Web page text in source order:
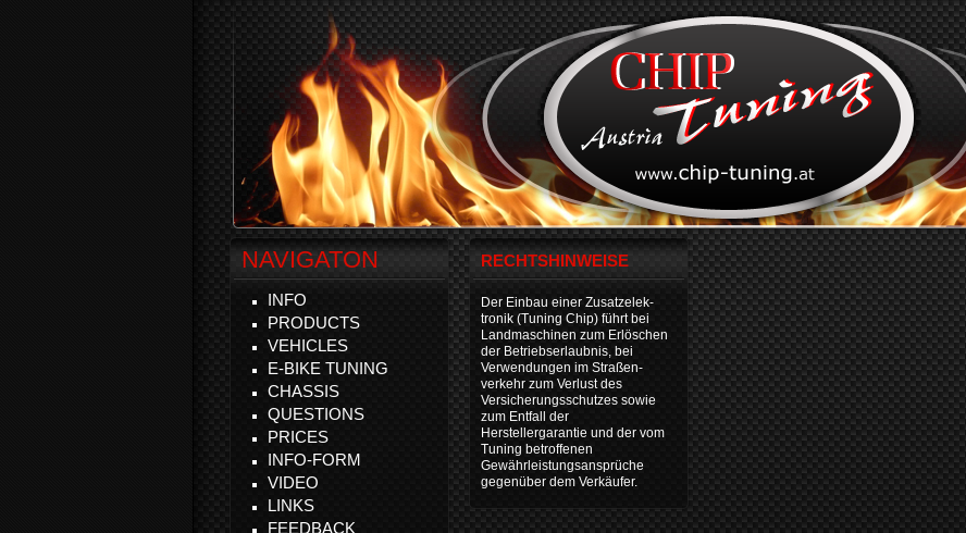
RECHTSHINWEISE
Der Einbau einer Zusatzelek-
tronik (Tuning Chip) führt bei
Landmaschinen zum Erlöschen
der Betriebserlaubnis, bei
Verwendungen im Straßen-
verkehr zum Verlust des
Versicherungsschutzes sowie
zum Entfall der
Herstellergarantie und der vom
Tuning betroffenen
Gewährleistungsansprüche
gegenüber dem Verkäufer.
NAVIGATON
INFO
PRODUCTS
VEHICLES
E-BIKE TUNING
CHASSIS
QUESTIONS
PRICES
INFO-FORM
VIDEO
LINKS
FEEDBACK